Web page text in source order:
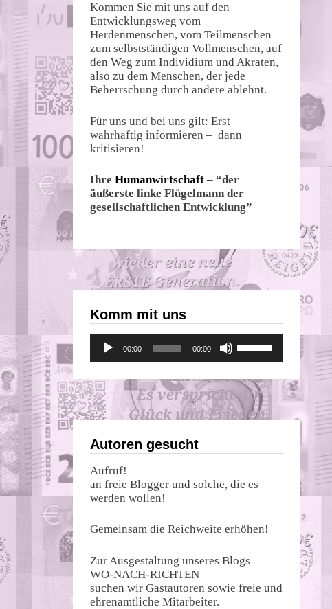
Kommen Sie mit uns auf den
Entwicklungsweg vom
Herdenmenschen, vom Teilmenschen
zum selbstständigen Vollmenschen, auf
den Weg zum Individium und Akraten,
also zu dem Menschen, der jede
Beherrschung durch andere ablehnt.
Für uns und bei uns gilt: Erst
wahrhaftig informieren – dann
kritisieren!
Ihre Humanwirtschaft – “der
äußerste linke Flügelmann der
gesellschaftlichen Entwicklung”
Komm mit uns
Audio-
Player
00:00 00:00
Hoch/Runter
um
die
Lautstärke
zu
Autoren gesucht
Aufruf!
an freie Blogger und solche, die es
werden wollen!
Gemeinsam die Reichweite erhöhen!
Zur Ausgestaltung unseres Blogs
WO-NACH-RICHTEN
suchen wir Gastautoren sowie freie und
ehrenamtliche Mitarbeiter.